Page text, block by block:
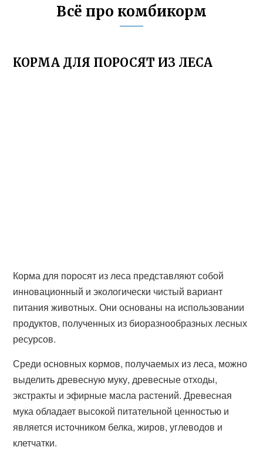
Всё про комбикорм
КОРМА ДЛЯ ПОРОСЯТ ИЗ ЛЕСА
Корма для поросят из леса представляют собой
инновационный и экологически чистый вариант
питания животных. Они основаны на использовании
продуктов, полученных из биоразнообразных лесных
ресурсов.
Среди основных кормов, получаемых из леса, можно
выделить древесную муку, древесные отходы,
экстракты и эфирные масла растений. Древесная
мука обладает высокой питательной ценностью и
является источником белка, жиров, углеводов и
клетчатки.